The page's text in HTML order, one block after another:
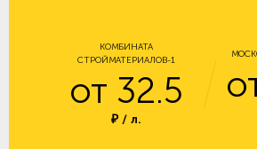
КОМБИНАТА
СТРОЙМАТЕРИАЛОВ-1
от 32.5
₽ / л.